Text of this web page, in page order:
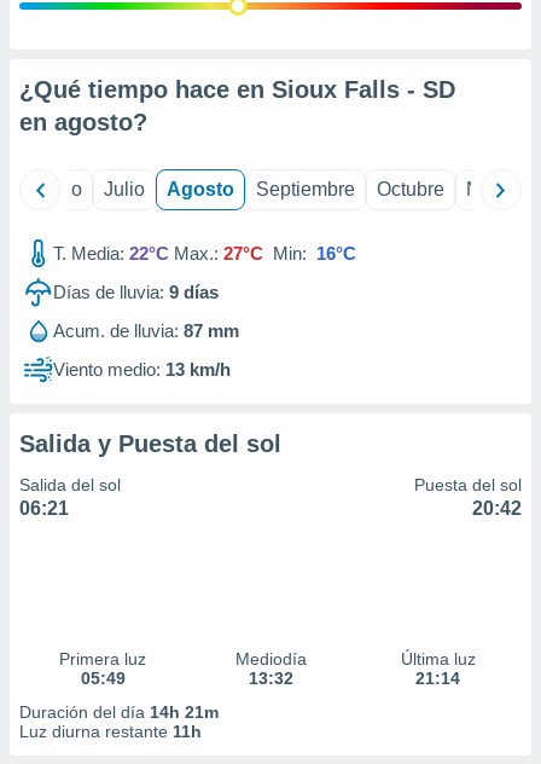
e
mediante
publicidad
de
1199
¿Qué tiempo hace en Sioux Falls - SD
en agosto?
Junio Julio Agosto Septiembre Octubre
T. Media: 22°C Max.: 27°C Min: 16°C
Días de lluvia: 9 días
Acum. de lluvia: 87 mm
Viento medio: 13 km/h
Salida y Puesta del sol
Salida del sol
06:21
Puesta del sol
20:42
Primera luz
05:49
Mediodía
13:32
Última luz
21:14
Duración del día 14h 21m
Luz diurna restante 11h